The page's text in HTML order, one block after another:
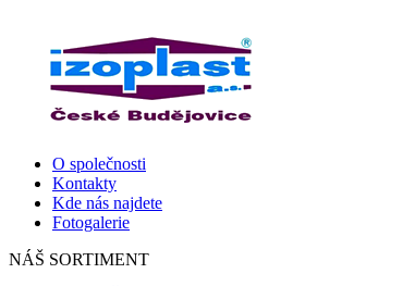
O společnosti
Kontakty
Kde nás najdete
Fotogalerie
NÁŠ SORTIMENT